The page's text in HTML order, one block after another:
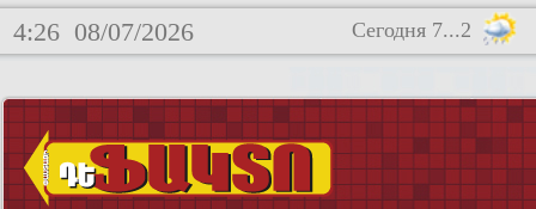
4:26 08/07/2026 Сегодня 7...2